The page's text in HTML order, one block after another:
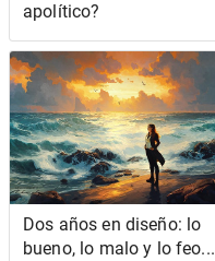
apolítico?
Dos años en diseño: lo
bueno, lo malo y lo feo...